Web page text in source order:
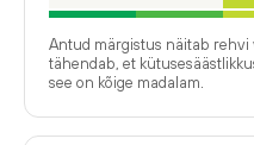
Antud märgistus näitab rehvi
tähendab, et
see on kõige madalam.